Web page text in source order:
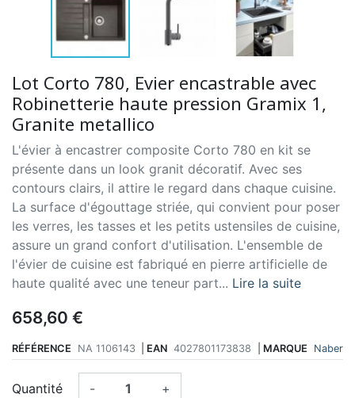
Lot Corto 780, Evier encastrable avec
Robinetterie haute pression Gramix 1,
Granite metallico
L'évier à encastrer composite Corto 780 en kit se
présente dans un look granit décoratif. Avec ses
contours clairs, il attire le regard dans chaque cuisine.
La surface d'égouttage striée, qui convient pour poser
les verres, les tasses et les petits ustensiles de cuisine,
assure un grand confort d'utilisation. L'ensemble de
l'évier de cuisine est fabriqué en pierre artificielle de
haute qualité avec une teneur part... Lire la suite
658,60 €
RÉFÉRENCE NA 1106143 EAN 4027801173838 MARQUE Naber
Quantité - +